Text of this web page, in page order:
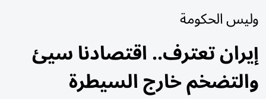
وليس الحكومة
إيران تعترف.. اقتصادنا سيئ
والتضخم خارج السيطرة